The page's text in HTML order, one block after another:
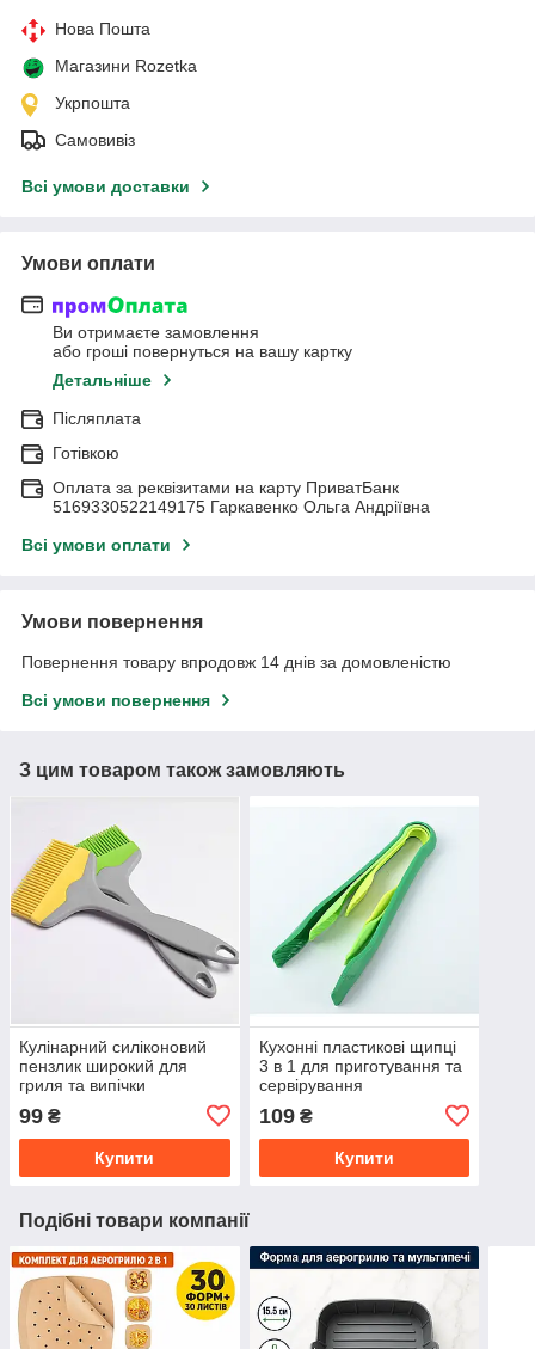
Нова Пошта
Магазини Rozetka
Укрпошта
Самовивіз
Всі умови доставки
Умови оплати
Ви отримаєте замовлення
або гроші повернуться на вашу картку
Детальніше
Післяплата
Готівкою
Оплата за реквізитами на карту ПриватБанк
5169330522149175 Гаркавенко Ольга Андріївна
Всі умови оплати
Умови повернення
Повернення товару впродовж 14 днів за домовленістю
Всі умови повернення
З цим товаром також замовляють
Кулінарний силіконовий
пензлик широкий для
гриля та випічки
99 ₴
Купити
Кухонні пластикові щипці
3 в 1 для приготування та
сервірування
109₴
Купити
Подібні товари компанії